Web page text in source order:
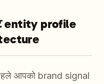
entity profile
आपको brand signal